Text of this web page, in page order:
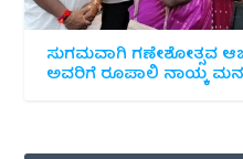
ಸುಗಮವಾಗಿ ಗಣೇಶೋತ್ಸವ
ಅವರಿಗೆ ರೂಪಾಲಿ ನಾಯ್ಕ